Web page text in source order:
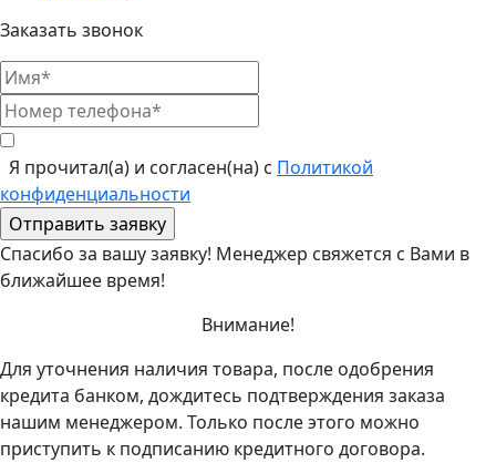
Заказать звонок
Я прочитал(а) и согласен(на) с Политикой
конфиденциальности
Спасибо за вашу заявку! Менеджер свяжется с Вами в
ближайшее время!
Внимание!
Для уточнения наличия товара, после одобрения
кредита банком, дождитесь подтверждения заказа
нашим менеджером. Только после этого можно
приступить к подписанию кредитного договора.